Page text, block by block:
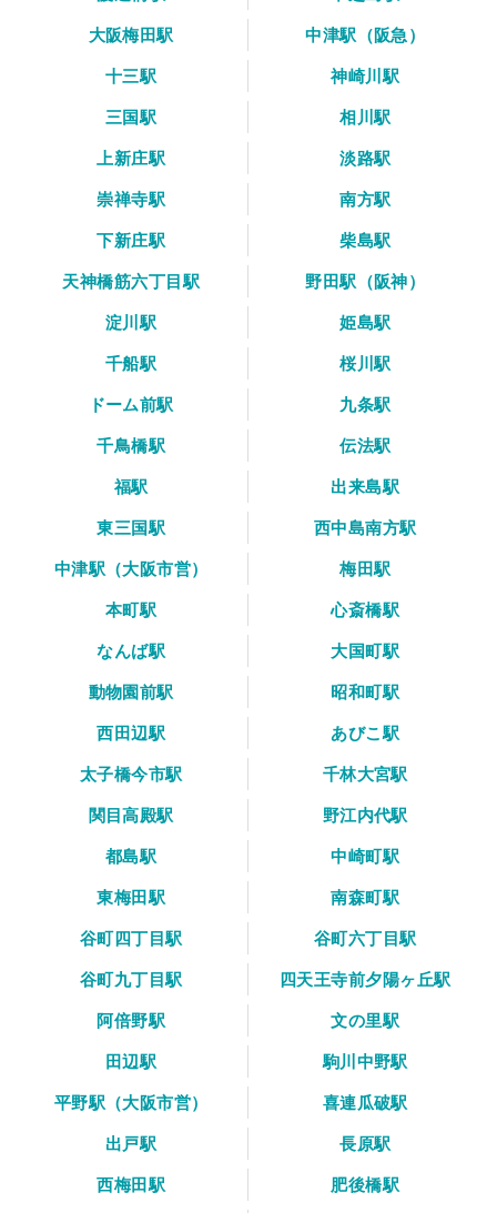
大阪梅田駅
中津駅（阪急）
十三駅
神崎川駅
三国駅
相川駅
上新庄駅
淡路駅
崇禅寺駅
南方駅
下新庄駅
柴島駅
天神橋筋六丁目駅
野田駅（阪神）
淀川駅
姫島駅
千船駅
桜川駅
ドーム前駅
九条駅
千鳥橋駅
伝法駅
福駅
出来島駅
東三国駅
西中島南方駅
中津駅（大阪市営）
梅田駅
本町駅
心斎橋駅
なんば駅
大国町駅
動物園前駅
昭和町駅
西田辺駅
あびこ駅
太子橋今市駅
千林大宮駅
関目高殿駅
野江内代駅
都島駅
中崎町駅
東梅田駅
南森町駅
谷町四丁目駅
谷町六丁目駅
谷町九丁目駅
四天王寺前夕陽ヶ丘駅
阿倍野駅
文の里駅
田辺駅
駒川中野駅
平野駅（大阪市営）
喜連瓜破駅
出戸駅
長原駅
西梅田駅
肥後橋駅